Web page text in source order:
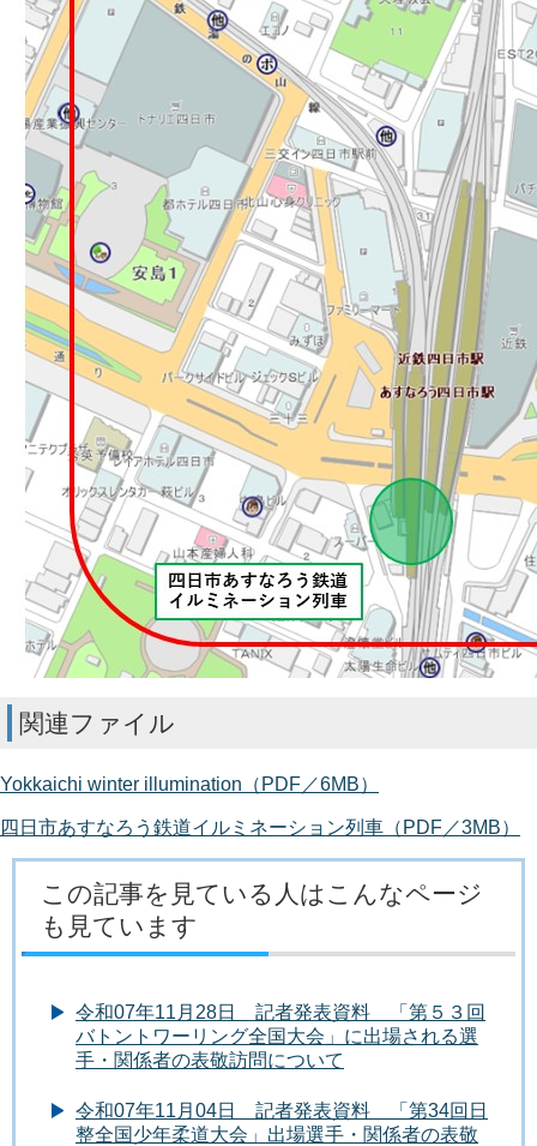
関連ファイル
Yokkaichi winter illumination（PDF／6MB）
四日市あすなろう鉄道イルミネーション列車（PDF／3MB）
この記事を見ている人はこんなページ
も見ています
令和07年11月28日 記者発表資料 「第５３回
バトントワーリング全国大会」に出場される選
手・関係者の表敬訪問について
令和07年11月04日 記者発表資料 「第34回日
整全国少年柔道大会」出場選手・関係者の表敬